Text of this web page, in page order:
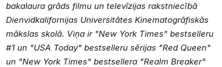
bakalaura grāds filmu un televīzijas rakstniecībā
Dienvidkalifornijas Universitātes Kinematogrāfiskās
mākslas skolā. Viņa ir "New York Times" bestselleru
#1 un "USA Today" bestselleru sērijas "Red Queen"
un "New York Times" bestsellera "Realm Breaker"